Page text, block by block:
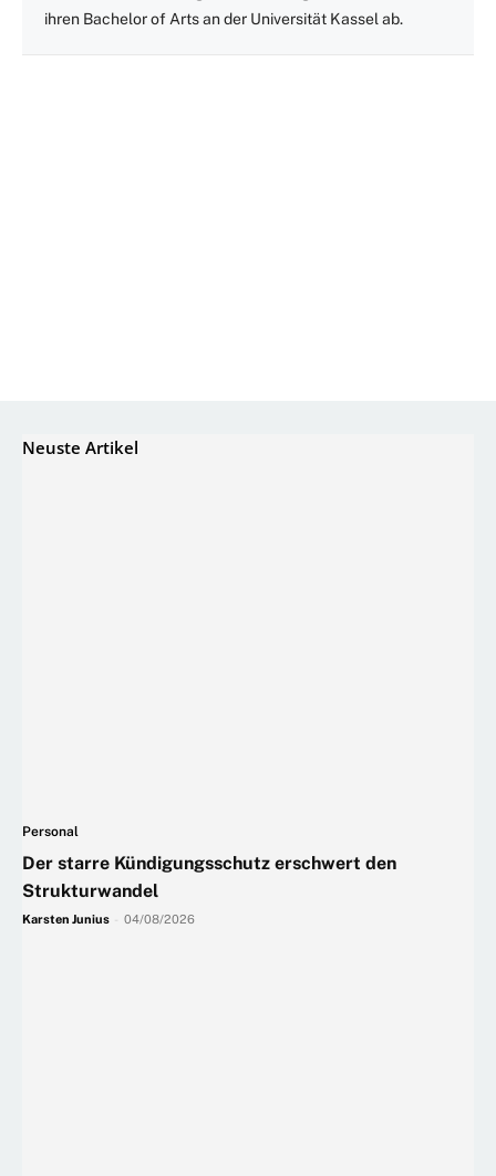
ihren Bachelor of Arts an der Universität Kassel ab.
Neuste Artikel
Personal
Der starre Kündigungsschutz erschwert den
Strukturwandel
Karsten Junius 04/08/2026